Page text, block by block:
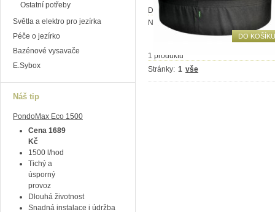
Dostupnost:
Nedostupné
Nedostupné
3 790
DO KOŠÍKU
1 produktů
Stránky: 1 vše
Ostatní potřeby
Světla a elektro pro jezírka
Péče o jezírko
Bazénové vysavače
E.Sybox
Náš tip
PondoMax Eco 1500
Cena 1689
Kč
1500 l/hod
Tichý a
úsporný
provoz
Dlouhá životnost
Snadná instalace i údržba